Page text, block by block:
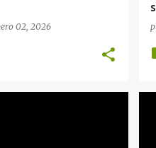
02, 2026